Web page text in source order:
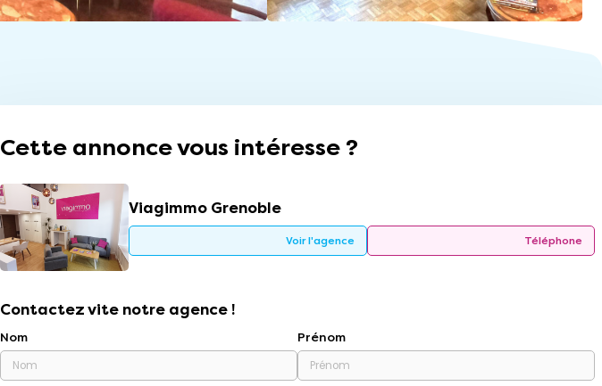
Cette annonce vous intéresse ?
Viagimmo Grenoble
Voir l'agence Téléphone
Contactez vite notre agence !
Nom Prénom